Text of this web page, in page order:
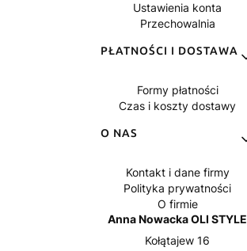
Anna Nowacka OLI STYLE
Kołątajew 16
Ustawienia konta
Przechowalnia
PŁATNOŚCI I DOSTAWA
Formy płatności
Czas i koszty dostawy
O NAS
Kontakt i dane firmy
Polityka prywatności
O firmie